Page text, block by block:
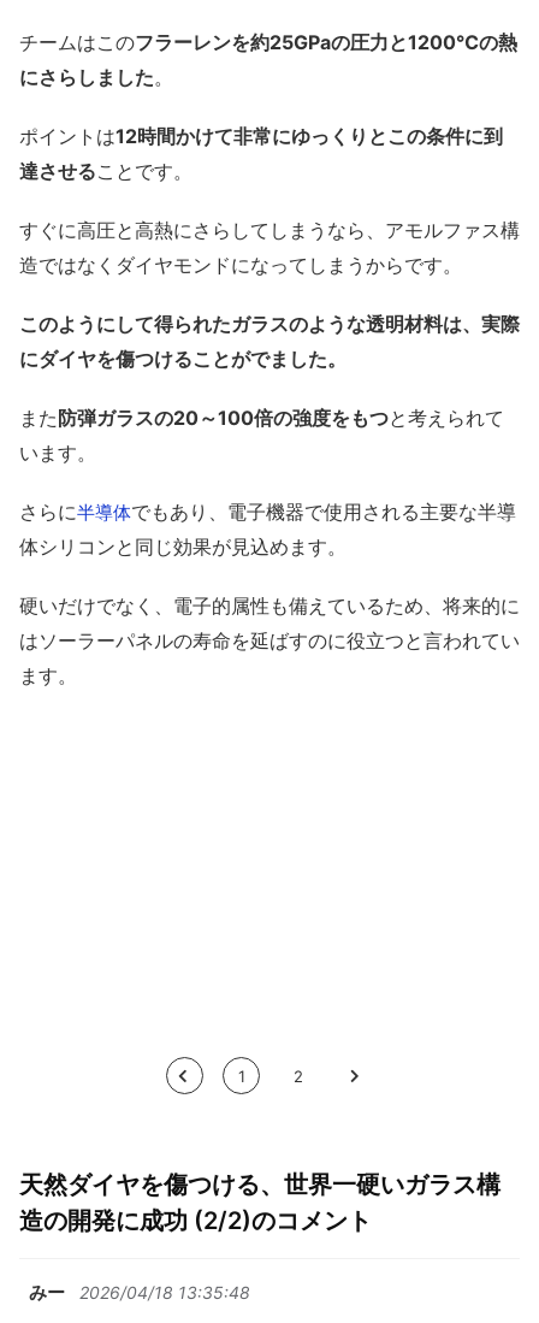
チームはこのフラーレンを約25GPaの圧力と1200℃の熱
にさらしました。
ポイントは12時間かけて非常にゆっくりとこの条件に到
達させることです。
すぐに高圧と高熱にさらしてしまうなら、アモルファス構
造ではなくダイヤモンドになってしまうからです。
このようにして得られたガラスのような透明材料は、実際
にダイヤを傷つけることがでました。
また 防弾ガラスの20～100倍の強度をもつと考えられて
います。
さらに半導体でもあり、電子機器で使用される主要な半導
体シリコンと同じ効果が見込めます。
硬いだけでなく、電子的属性も備えているため、将来的に
はソーラーパネルの寿命を延ばすのに役立つと言われてい
ます。
< 1 2 >
天然ダイヤを傷つける、世界一硬いガラス構
造の開発に成功 (2/2)のコメント
みー 2026/04/18 13:35:48